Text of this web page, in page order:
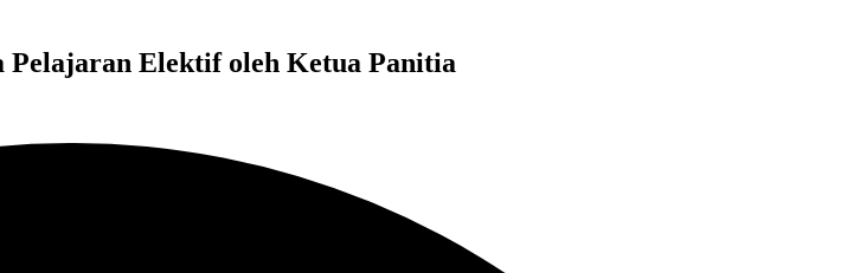
Elektif oleh Ketua Panitia